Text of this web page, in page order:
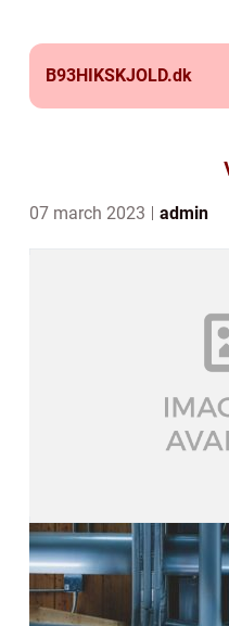
B93HIKSKJOLD.dk
07 march 2023 admin